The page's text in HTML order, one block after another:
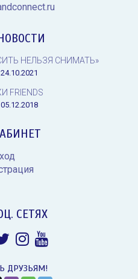
НЕЛЬЗЯ СНИМАТЬ»
24.10.2021
FRIENDS
05.12.2018
СЕТЯХ
ДРУЗЬЯМ!